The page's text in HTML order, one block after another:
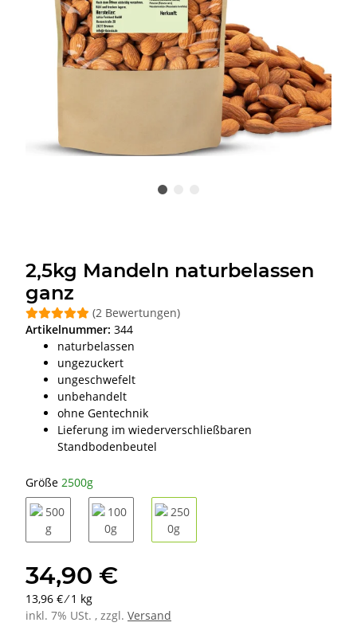
2,5kg Mandeln naturbelassen
ganz
(2 Bewertungen)
Artikelnummer: 344
naturbelassen
ungezuckert
ungeschwefelt
unbehandelt
ohne Gentechnik
Lieferung im wiederverschließbaren
Standbodenbeutel
Größe 2500g
34,90 €
13,96 € ⁄ 1 kg
inkl. 7% USt. , zzgl. Versand